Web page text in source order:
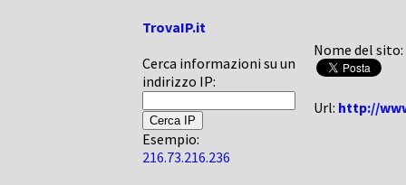
TrovaIP.it
Cerca informazioni su un
indirizzo IP:
Esempio:
216.73.216.236
Nome del sito:
Url: http://